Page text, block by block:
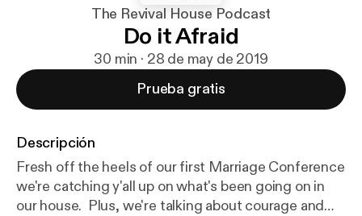
The Revival House Podcast
Do it Afraid
30 min · 28 de may de 2019
Prueba gratis
Descripción
Fresh off the heels of our first Marriage Conference
we're catching y'all up on what's been going on in
our house. Plus, we're talking about courage and